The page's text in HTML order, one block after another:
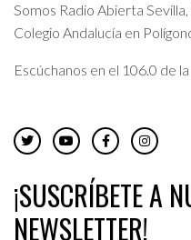
Somos Radio Abierta
Colegio Andalucía en
Escúchanos en el 106.0 de
¡SUSCRÍBETE A
NEWSLETTER!